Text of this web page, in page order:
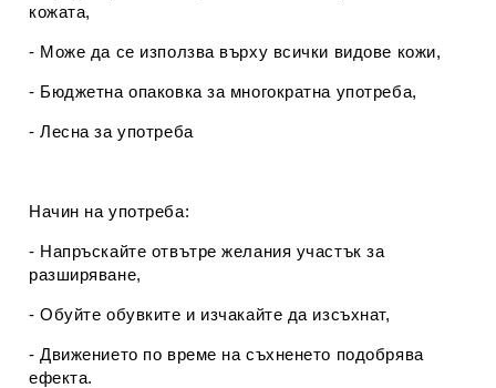
кожата,
- Може да се използва върху всички видове кожи,
- Бюджетна опаковка за многократна употреба,
- Лесна за употреба
Начин на употреба:
- Напръскайте отвътре желания участък за
разширяване,
- Обуйте обувките и изчакайте да изсъхнат,
- Движението по време на съхненето подобрява
ефекта.